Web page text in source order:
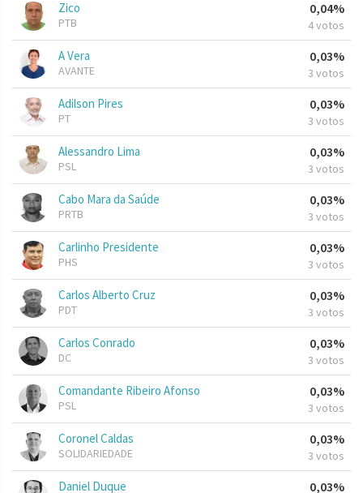
Zico
PTB
0,04%
4 votos
A Vera
AVANTE
0,03%
3 votos
Adilson Pires
PT
0,03%
3 votos
Alessandro Lima
PSL
0,03%
3 votos
Cabo Mara da Saúde
PRTB
0,03%
3 votos
Carlinho Presidente
PHS
0,03%
3 votos
Carlos Alberto Cruz
PDT
0,03%
3 votos
Carlos Conrado
DC
0,03%
3 votos
Comandante Ribeiro Afonso
PSL
0,03%
3 votos
Coronel Caldas
SOLIDARIEDADE
0,03%
3 votos
Daniel Duque 0,03%